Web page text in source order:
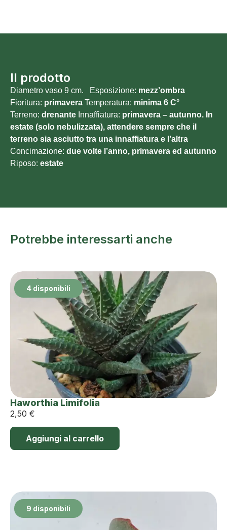
Il prodotto
Diametro vaso 9 cm. Esposizione: mezz’ombra
Fioritura: primavera Temperatura: minima 6 C°
Terreno: drenante Innaffiatura: primavera – autunno. In
estate (solo nebulizzata), attendere sempre che il
terreno sia asciutto tra una innaffiatura e l’altra
Concimazione: due volte l’anno, primavera ed autunno
Riposo: estate
Potrebbe interessarti anche
4 disponibili
Haworthia Limifolia
2,50 €
Aggiungi al carrello
9 disponibili